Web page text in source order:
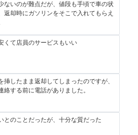
ないのが難点だが、値段も手頃で車の状
返却時にガソリンをそこで入れてもらえ
くて店員のサービスもいい
挿したまま返却してしまったのですが、
絡する前に電話がありました。
とのことだったが、十分な質だった